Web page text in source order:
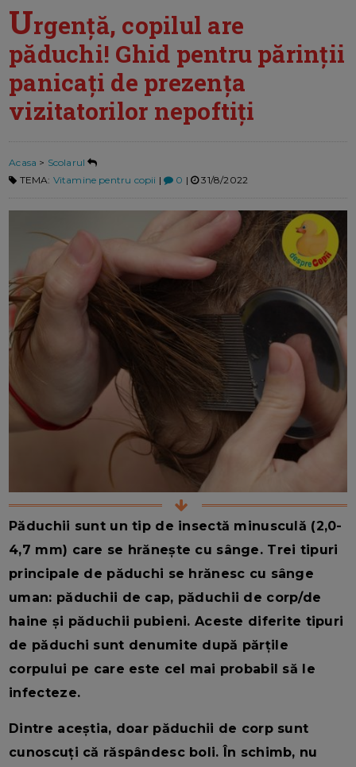
Urgență, copilul are
păduchi! Ghid pentru părinții
panicați de prezența
vizitatorilor nepoftiți
Acasa > Scolarul
TEMA: Vitamine pentru copii | 0 | 31/8/2022
Păduchii sunt un tip de insectă minusculă (2,0-
4,7 mm) care se hrănește cu sânge. Trei tipuri
principale de păduchi se hrănesc cu sânge
uman: păduchii de cap, păduchii de corp/de
haine și păduchii pubieni. Aceste diferite tipuri
de păduchi sunt denumite după părțile
corpului pe care este cel mai probabil să le
infecteze.
Dintre aceștia, doar păduchii de corp sunt
cunoscuți că răspândesc boli. În schimb, nu